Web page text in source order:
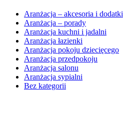
Aranżacja – akcesoria i dodatki
Aranżacja – porady
Aranżacja kuchni i jadalni
Aranżacja łazienki
Aranżacja pokoju dziecięcego
Aranżacja przedpokoju
Aranżacja salonu
Aranżacja sypialni
Bez kategorii